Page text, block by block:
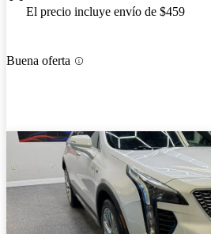
El precio incluye envío de $459
Buena oferta